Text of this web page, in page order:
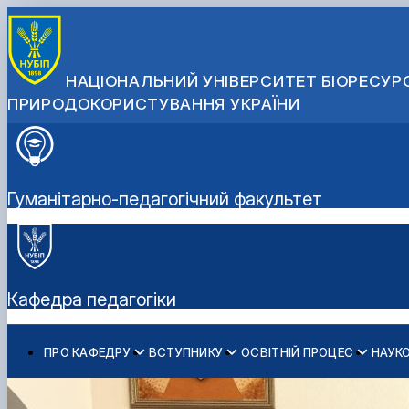
НАЦІОНАЛЬНИЙ УНІВЕРСИТЕТ
ПРИРОДОКОРИСТУВАННЯ УКРАЇНИ
Гуманітарно-педагогічний факультет
Кафедра педагогіки
ПРО КАФЕДРУ
Історія кафедри
Матеріально-технічна база
ВСТУПНИКУ
Спеціальності бакалаврату
Спеціальності магістратури
ОСВІТНІЙ ПРОЦЕС
E-LEARN
Студентський науковий гурток «Педагогіка і
Наука
Наукові школи